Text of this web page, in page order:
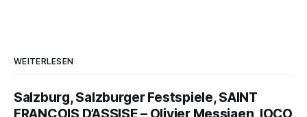
WEITERLESEN
Salzburg, Salzburger Festspiele, SAINT